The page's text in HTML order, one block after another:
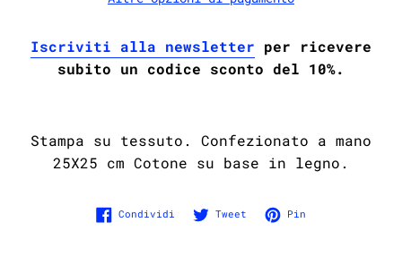
Iscriviti alla newsletter per ricevere
subito un codice sconto del 10%.
Stampa su tessuto. Confezionato a mano
25X25 cm Cotone su base in legno.
Condividi Condividi su Facebook
Tweet Twitta su Twitter
Pin